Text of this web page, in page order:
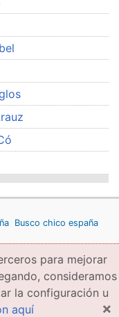
Busco chico españa
generales de uso
para mejorar
consideramos
la configuración u
aquí ×